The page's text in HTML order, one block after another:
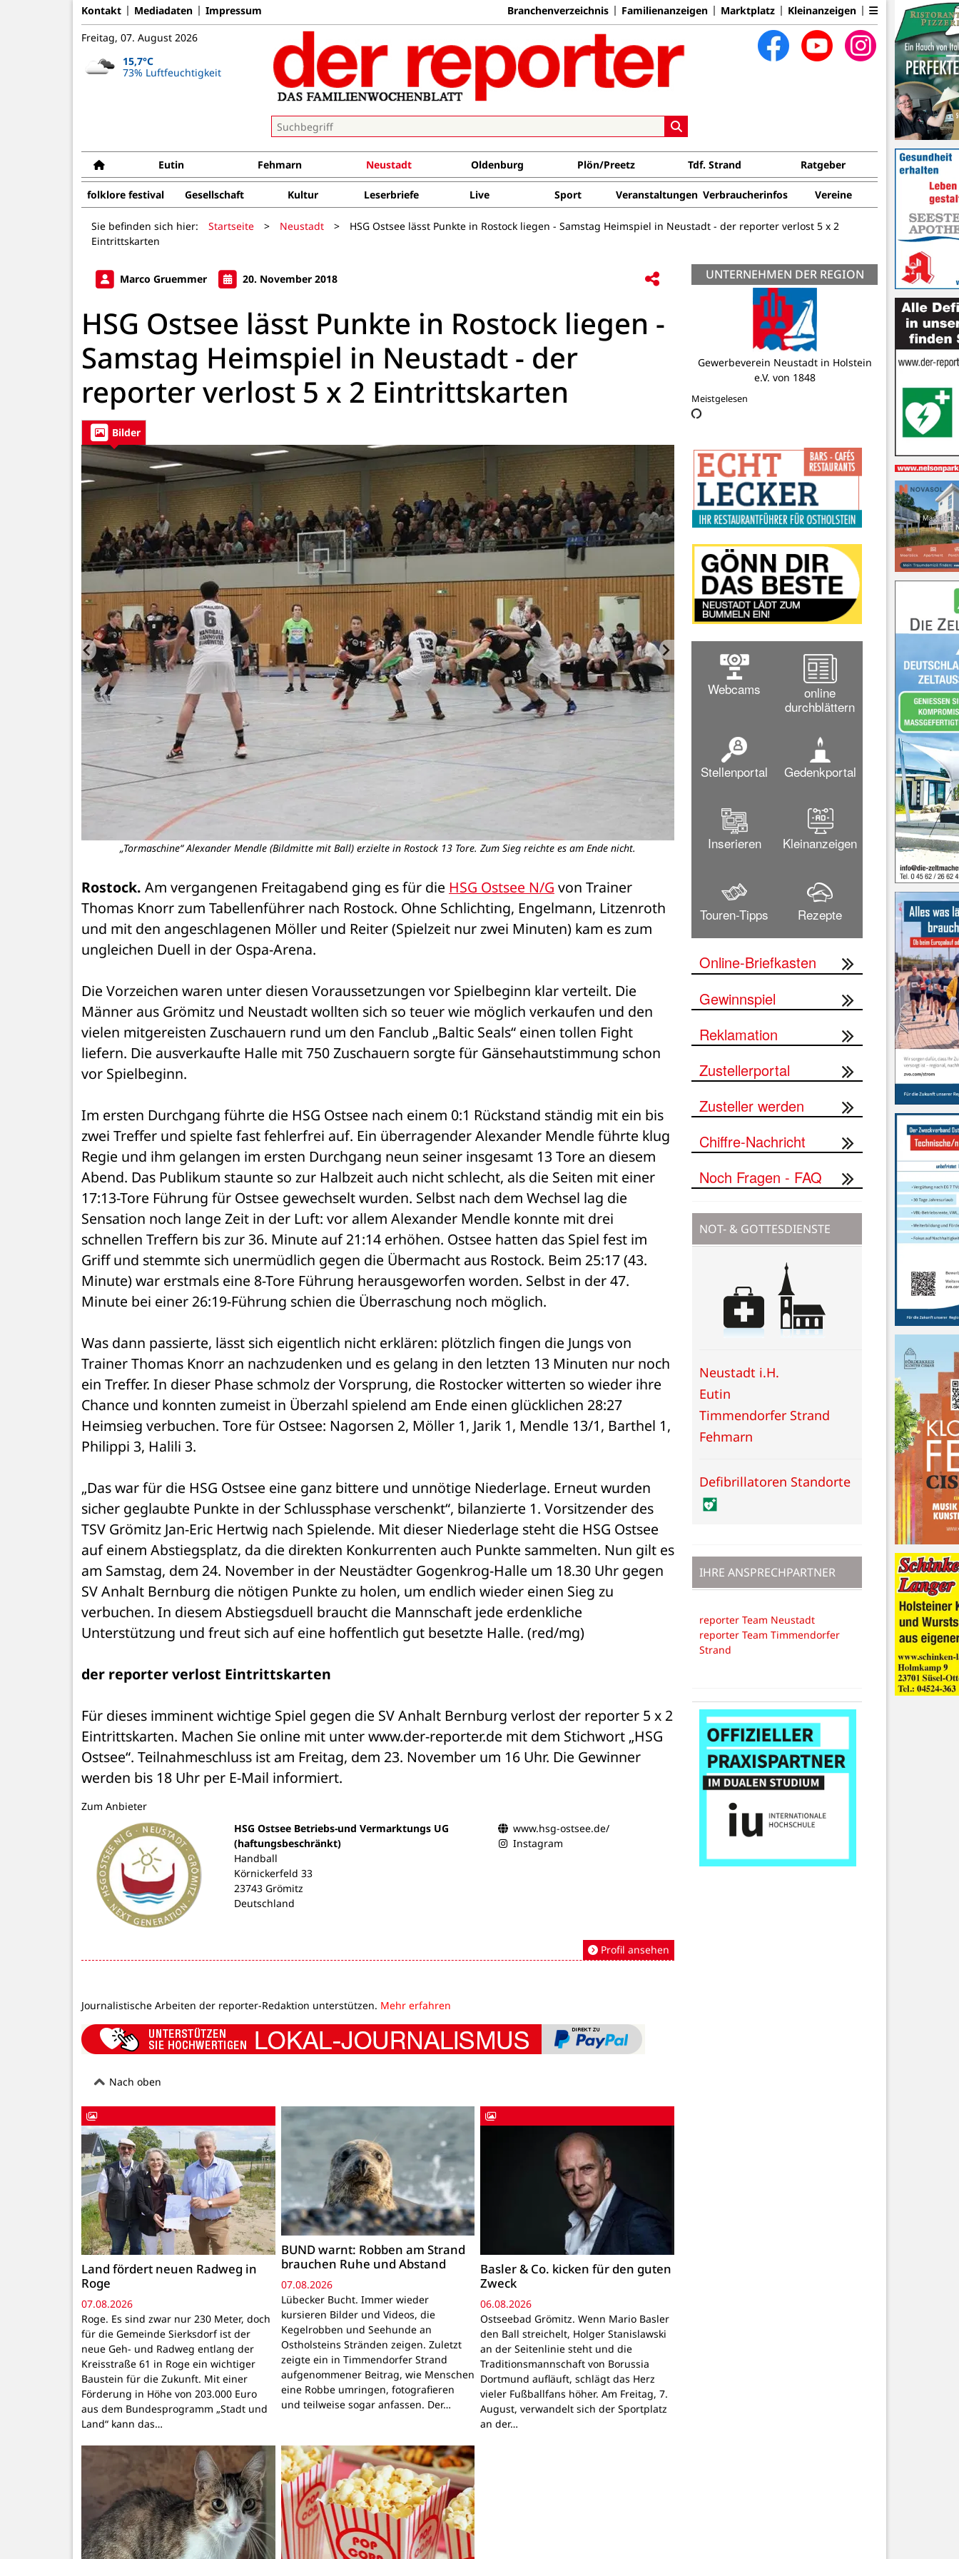
Kontakt Mediadaten Impressum Branchenverzeichnis Familienanzeigen Marktplatz Kleinanzeigen
Freitag, 07. August 2026
15,7°C
73% Luftfeuchtigkeit
Eutin Fehmarn Neustadt Oldenburg Plön/Preetz Tdf. Strand Ratgeber
folklore festival Gesellschaft Kultur Leserbriefe Live Sport Veranstaltungen Verbraucherinfos Vereine
Sie befinden sich hier: Startseite > Neustadt >
HSG Ostsee lässt Punkte in Rostock liegen - Samstag Heimspiel in Neustadt - der reporter verlost 5 x 2
Eintrittskarten
Marco Gruemmer 20. November 2018
HSG Ostsee lässt Punkte in Rostock liegen -
Samstag Heimspiel in Neustadt - der
reporter verlost 5 x 2 Eintrittskarten
Bilder
„Tormaschine“ Alexander Mendle (Bildmitte mit Ball) erzielte in Rostock 13 Tore. Zum Sieg reichte es am Ende nicht.
Rostock. Am vergangenen Freitagabend ging es für die HSG Ostsee N/G von Trainer
Thomas Knorr zum Tabellenführer nach Rostock. Ohne Schlichting, Engelmann, Litzenroth
und mit den angeschlagenen Möller und Reiter (Spielzeit nur zwei Minuten) kam es zum
ungleichen Duell in der Ospa-Arena.
Die Vorzeichen waren unter diesen Voraussetzungen vor Spielbeginn klar verteilt. Die
Männer aus Grömitz und Neustadt wollten sich so teuer wie möglich verkaufen und den
vielen mitgereisten Zuschauern rund um den Fanclub „Baltic Seals“ einen tollen Fight
liefern. Die ausverkaufte Halle mit 750 Zuschauern sorgte für Gänsehautstimmung schon
vor Spielbeginn.
Im ersten Durchgang führte die HSG Ostsee nach einem 0:1 Rückstand ständig mit ein bis
zwei Treffer und spielte fast fehlerfrei auf. Ein überragender Alexander Mendle führte klug
Regie und ihm gelangen im ersten Durchgang neun seiner insgesamt 13 Tore an diesem
Abend. Das Publikum staunte so zur Halbzeit auch nicht schlecht, als die Seiten mit einer
17:13-Tore Führung für Ostsee gewechselt wurden. Selbst nach dem Wechsel lag die
Sensation noch lange Zeit in der Luft: vor allem Alexander Mendle konnte mit drei
schnellen Treffern bis zur 36. Minute auf 21:14 erhöhen. Ostsee hatten das Spiel fest im
Griff und stemmte sich unermüdlich gegen die Übermacht aus Rostock. Beim 25:17 (43.
Minute) war erstmals eine 8-Tore Führung herausgeworfen worden. Selbst in der 47.
Minute bei einer 26:19-Führung schien die Überraschung noch möglich.
Was dann passierte, lässt sich eigentlich nicht erklären: plötzlich fingen die Jungs von
Trainer Thomas Knorr an nachzudenken und es gelang in den letzten 13 Minuten nur noch
ein Treffer. In dieser Phase schmolz der Vorsprung, die Rostocker witterten so wieder ihre
Chance und konnten zumeist in Überzahl spielend am Ende einen glücklichen 28:27
Heimsieg verbuchen. Tore für Ostsee: Nagorsen 2, Möller 1, Jarik 1, Mendle 13/1, Barthel 1,
Philippi 3, Halili 3.
„Das war für die HSG Ostsee eine ganz bittere und unnötige Niederlage. Erneut wurden
sicher geglaubte Punkte in der Schlussphase verschenkt“, bilanzierte 1. Vorsitzender des
TSV Grömitz Jan-Eric Hertwig nach Spielende. Mit dieser Niederlage steht die HSG Ostsee
auf einem Abstiegsplatz, da die direkten Konkurrenten auch Punkte sammelten. Nun gilt es
am Samstag, dem 24. November in der Neustädter Gogenkrog-Halle um 18.30 Uhr gegen
SV Anhalt Bernburg die nötigen Punkte zu holen, um endlich wieder einen Sieg zu
verbuchen. In diesem Abstiegsduell braucht die Mannschaft jede erdenkliche
Unterstützung und freut sich auf eine hoffentlich gut besetzte Halle. (red/mg)
der reporter verlost Eintrittskarten
Für dieses imminent wichtige Spiel gegen die SV Anhalt Bernburg verlost der reporter 5 x 2
Eintrittskarten. Machen Sie online mit unter www.der-reporter.de mit dem Stichwort „HSG
Ostsee“. Teilnahmeschluss ist am Freitag, dem 23. November um 16 Uhr. Die Gewinner
werden bis 18 Uhr per E-Mail informiert.
Zum Anbieter
HSG Ostsee Betriebs-und Vermarktungs UG
(haftungsbeschränkt)
Handball
Körnickerfeld 33
23743 Grömitz
Deutschland
www.hsg-ostsee.de/
Instagram
Profil ansehen
Journalistische Arbeiten der reporter-Redaktion unterstützen. Mehr erfahren
Nach oben
Land fördert neuen Radweg in
Roge
07.08.2026
Roge. Es sind zwar nur 230 Meter, doch
für die Gemeinde Sierksdorf ist der
neue Geh- und Radweg entlang der
Kreisstraße 61 in Roge ein wichtiger
Baustein für die Zukunft. Mit einer
Förderung in Höhe von 203.000 Euro
aus dem Bundesprogramm „Stadt und
Land“ kann das…
BUND warnt: Robben am Strand
brauchen Ruhe und Abstand
07.08.2026
Lübecker Bucht. Immer wieder
kursieren Bilder und Videos, die
Kegelrobben und Seehunde an
Ostholsteins Stränden zeigen. Zuletzt
zeigte ein in Timmendorfer Strand
aufgenommener Beitrag, wie Menschen
eine Robbe umringen, fotografieren
und teilweise sogar anfassen. Der…
Basler & Co. kicken für den guten
Zweck
06.08.2026
Ostseebad Grömitz. Wenn Mario Basler
den Ball streichelt, Holger Stanislawski
an der Seitenlinie steht und die
Traditionsmannschaft von Borussia
Dortmund aufläuft, schlägt das Herz
vieler Fußballfans höher. Am Freitag, 7.
August, verwandelt sich der Sportplatz
an der…
UNTERNEHMEN DER REGION
Best-Beef-Ostholstein
Meistgelesen
Webcams
online
durchblättern
Stellenportal Gedenkportal
Inserieren Kleinanzeigen
Touren-Tipps Rezepte
Online-Briefkasten
Gewinnspiel
Reklamation
Zustellerportal
Zusteller werden
Chiffre-Nachricht
Noch Fragen - FAQ
NOT- & GOTTESDIENSTE
Neustadt i.H.
Eutin
Timmendorfer Strand
Fehmarn
Defibrillatoren Standorte
IHRE ANSPRECHPARTNER
reporter Team Neustadt
reporter Team Timmendorfer
Strand